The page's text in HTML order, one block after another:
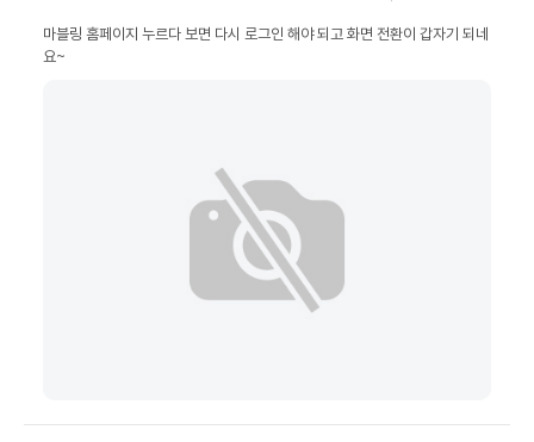
마블링 홈페이지 누르다 보면 다시 로그인 해야 되고 화면 전환이 갑자기 되네
요~